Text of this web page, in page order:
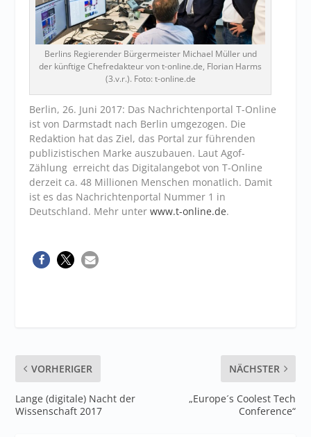
Berlins Regierender Bürgermeister Michael Müller und
der künftige Chefredakteur von t-online.de, Florian Harms
(3.v.r.). Foto: t-online.de
Berlin, 26. Juni 2017: Das Nachrichtenportal T-Online
ist von Darmstadt nach Berlin umgezogen. Die
Redaktion hat das Ziel, das Portal zur führenden
publizistischen Marke auszubauen. Laut Agof-
Zählung erreicht das Digitalangebot von T-Online
derzeit ca. 48 Millionen Menschen monatlich. Damit
ist es das Nachrichtenportal Nummer 1 in
Deutschland. Mehr unterwww.t-online.de.
VORHERIGER
Lange (digitale) Nacht der
Wissenschaft 2017
NÄCHSTER
„Europe´s Coolest Tech
Conference“